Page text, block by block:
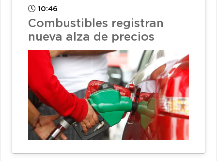
10:46
Combustibles registran
nueva alza de precios